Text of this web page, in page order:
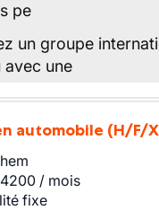
pe
un groupe
avec une
automobile (H/F/
4200 / mois
fixe